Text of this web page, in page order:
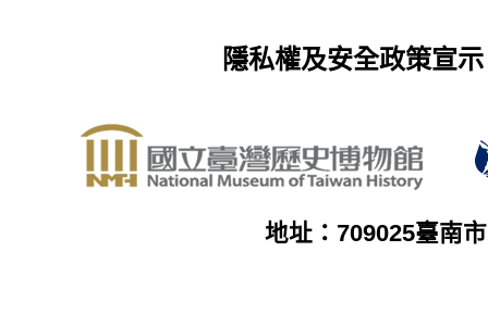
隱私權及安全政策宣示
地址：709025臺南